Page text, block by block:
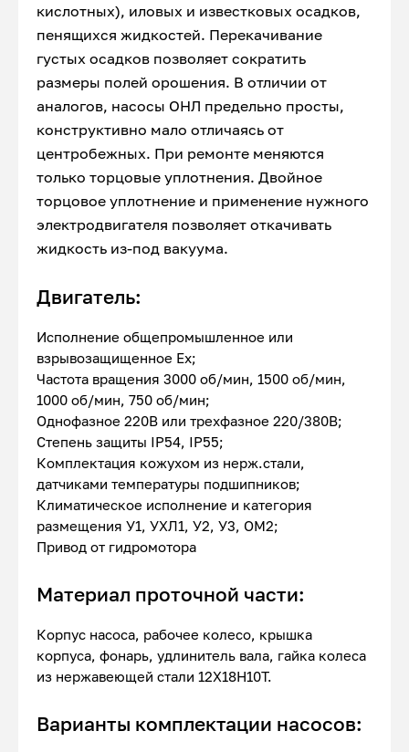
кислотных), иловых и известковых осадков,
пенящихся жидкостей. Перекачивание
густых осадков позволяет сократить
размеры полей орошения. В отличии от
аналогов, насосы ОНЛ предельно просты,
конструктивно мало отличаясь от
центробежных. При ремонте меняются
только торцовые уплотнения. Двойное
торцовое уплотнение и применение нужного
электродвигателя позволяет откачивать
жидкость из-под вакуума.
Двигатель:
Исполнение общепромышленное или
взрывозащищенное Ex;
Частота вращения 3000 об/мин, 1500 об/мин,
1000 об/мин, 750 об/мин;
Однофазное 220В или трехфазное 220/380В;
Степень защиты IP54, IP55;
Комплектация кожухом из нерж.стали,
датчиками температуры подшипников;
Климатическое исполнение и категория
размещения У1, УХЛ1, У2, У3, ОМ2;
Привод от гидромотора
Материал проточной части:
Корпус насоса, рабочее колесо, крышка
корпуса, фонарь, удлинитель вала, гайка колеса
из нержавеющей стали 12Х18Н10Т.
Варианты комплектации насосов: